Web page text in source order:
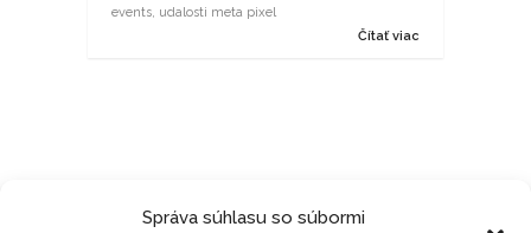
Správa súhlasu so súbormi
events, udalosti meta pixel
Čítať viac